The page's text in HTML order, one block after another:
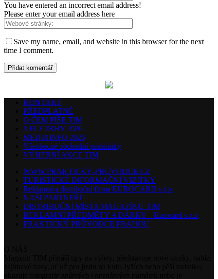
You have entered an incorrect email address!
Please enter your email address here
Save my name, email, and website in this browser for the next
time I comment.
KONTAKT
PŘEDPLATNÉ
O ČEM PÍŠE TIM
VELETRHY 2026
MEDIAINFO 2026
Všeobecné obchodní podmínky
VÝHERNÍ AKCE TIM
WWW.PRAKTICKÝ-PRŮVODCE.CZ
TURISTICKÉ INFORMAČNÍ VIZITKY
Reklamní a distribuční firma EUROCARD s.r.o.
NAŠI PARTNEŘI
DISTRIBUČNÍ MÍSTA MAGAZÍNU TIM
REKLAMNÍ PŘEDMĚTY A DÁRKY – Eurocard s.r.o.
PRAKTICKÝ PRŮVODCE PRAHOU